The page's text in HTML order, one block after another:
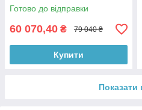
Готово до відправки
60 070,40 ₴ 79 040 ₴
Купити
Показати